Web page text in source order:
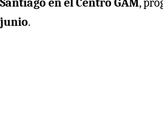
junio.